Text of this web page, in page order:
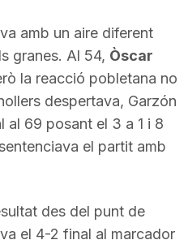
amb un aire diferent
granes. Al 54, Òscar
la reacció pobletana no
despertava, Garzón
al 69 posant el 3 a 1 i 8
sentenciava el partit amb
des del punt de
el 4-2 final al marcador